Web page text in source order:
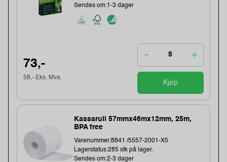
Sendes om:1-3 dager
73,-
58,- Eks. Mva.
Kjøp
Kassarull 57mmx46mx12mm, 25m,
BPA free
Varenummer:8841 /5557-2001-X5
Lagerstatus:285 stk på lager.
Sendes om:2-3 dager